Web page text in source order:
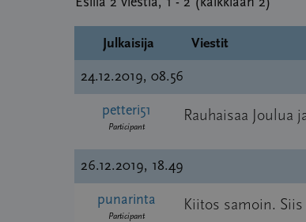
Julkaisija Viestit
24.12.2019, 08.56
petteri51
Participant
Rauhaisaa Joulua
26.12.2019, 18.49
punarinta
Participant
Kiitos samoin.